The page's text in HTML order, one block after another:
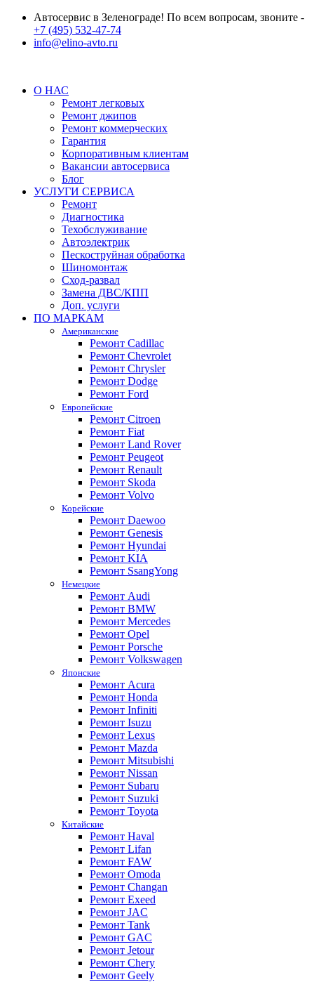
Автосервис в Зеленограде! По всем вопросам, звоните -
+7 (495) 532-47-74
info@elino-avto.ru
О НАС
Ремонт легковых
Ремонт джипов
Ремонт коммерческих
Гарантия
Корпоративным клиентам
Вакансии автосервиса
Блог
УСЛУГИ СЕРВИСА
Ремонт
Диагностика
Техобслуживание
Автоэлектрик
Пескоструйная обработка
Шиномонтаж
Сход-развал
Замена ДВС/КПП
Доп. услуги
ПО МАРКАМ
Американские
Ремонт Cadillac
Ремонт Chevrolet
Ремонт Chrysler
Ремонт Dodge
Ремонт Ford
Европейские
Ремонт Citroen
Ремонт Fiat
Ремонт Land Rover
Ремонт Peugeot
Ремонт Renault
Ремонт Skoda
Ремонт Volvo
Корейские
Ремонт Daewoo
Ремонт Genesis
Ремонт Hyundai
Ремонт KIA
Ремонт SsangYong
Немецкие
Ремонт Audi
Ремонт BMW
Ремонт Mercedes
Ремонт Opel
Ремонт Porsche
Ремонт Volkswagen
Японские
Ремонт Acura
Ремонт Honda
Ремонт Infiniti
Ремонт Isuzu
Ремонт Lexus
Ремонт Mazda
Ремонт Mitsubishi
Ремонт Nissan
Ремонт Subaru
Ремонт Suzuki
Ремонт Toyota
Китайские
Ремонт Haval
Ремонт Lifan
Ремонт FAW
Ремонт Omoda
Ремонт Changan
Ремонт Exeed
Ремонт JAC
Ремонт Tank
Ремонт GAC
Ремонт Jetour
Ремонт Chery
Ремонт Geely